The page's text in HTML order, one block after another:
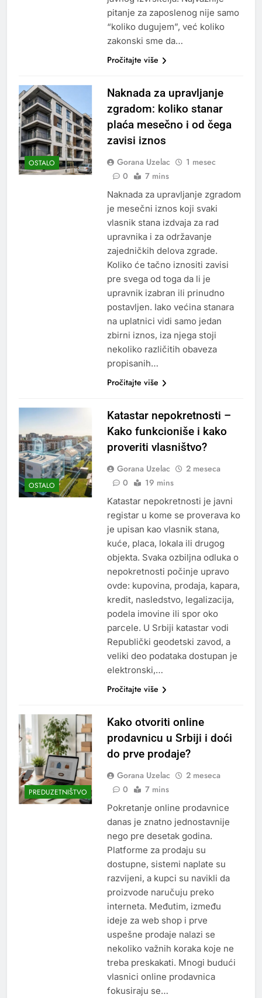
pitanje za zaposlenog nije samo
“koliko dugujem”, već koliko
zakonski sme da…
Pročitajte više
OSTALO
Naknada za upravljanje
zgradom: koliko stanar
plaća mesečno i od čega
zavisi iznos
Gorana Uzelac
1 mesec
0
7 mins
Naknada za upravljanje zgradom
je mesečni iznos koji svaki
vlasnik stana izdvaja za rad
upravnika i za održavanje
zajedničkih delova zgrade.
Koliko će tačno iznositi zavisi
pre svega od toga da li je
upravnik izabran ili prinudno
postavljen. Iako većina stanara
na uplatnici vidi samo jedan
zbirni iznos, iza njega stoji
nekoliko različitih obaveza
propisanih…
Pročitajte više
OSTALO
Katastar nepokretnosti –
Kako funkcioniše i kako
proveriti vlasništvo?
Gorana Uzelac
2 meseca
0
19 mins
Katastar nepokretnosti je javni
registar u kome se proverava ko
je upisan kao vlasnik stana,
kuće, placa, lokala ili drugog
objekta. Svaka ozbiljna odluka o
nepokretnosti počinje upravo
ovde: kupovina, prodaja, kapara,
kredit, nasledstvo, legalizacija,
podela imovine ili spor oko
parcele. U Srbiji katastar vodi
Republički geodetski zavod, a
veliki deo podataka dostupan je
elektronski,…
Pročitajte više
PREDUZETNIŠTVO
Kako otvoriti online
prodavnicu u Srbiji i doći
do prve prodaje?
Gorana Uzelac
2 meseca
0
7 mins
Pokretanje online prodavnice
danas je znatno jednostavnije
nego pre desetak godina.
Platforme za prodaju su
dostupne, sistemi naplate su
razvijeni, a kupci su navikli da
proizvode naručuju preko
interneta. Međutim, između
ideje za web shop i prve
uspešne prodaje nalazi se
nekoliko važnih koraka koje ne
treba preskakati. Mnogi budući
vlasnici online prodavnica
fokusiraju se…